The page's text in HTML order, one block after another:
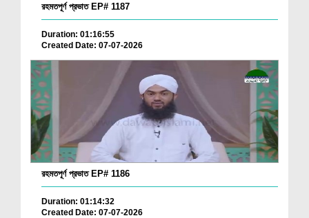
রহমতপূর্ণ প্রভাত EP# 1187
Duration: 01:16:55
Created Date: 07-07-2026
রহমতপূর্ণ প্রভাত EP# 1186
Duration: 01:14:32
Created Date: 07-07-2026